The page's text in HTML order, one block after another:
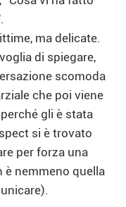
ma delicate.
di spiegare,
scomoda
che poi viene
gli è stata
si è trovato
per forza una
è nemmeno quella